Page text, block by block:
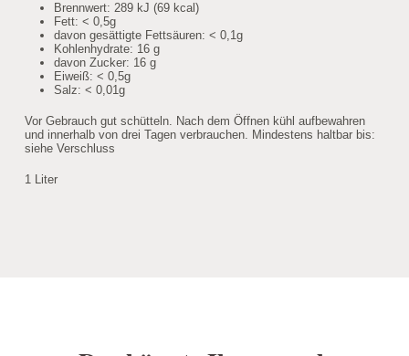
Brennwert: 289 kJ (69 kcal)
Fett: < 0,5g
davon gesättigte Fettsäuren: < 0,1g
Kohlenhydrate: 16 g
davon Zucker: 16 g
Eiweiß: < 0,5g
Salz: < 0,01g
Vor Gebrauch gut schütteln. Nach dem Öffnen kühl aufbewahren
und innerhalb von drei Tagen verbrauchen. Mindestens haltbar bis:
siehe Verschluss
1 Liter